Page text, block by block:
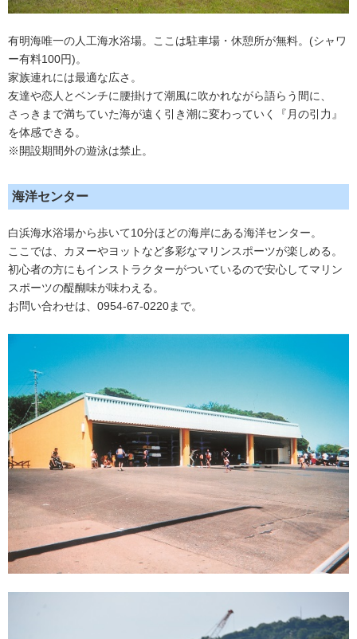
有明海唯一の人工海水浴場。ここは駐車場・休憩所が無料。(シャワ
ー有料100円)。
家族連れには最適な広さ。
友達や恋人とベンチに腰掛けて潮風に吹かれながら語らう間に、
さっきまで満ちていた海が遠く引き潮に変わっていく『月の引力』
を体感できる。
※開設期間外の遊泳は禁止。
海洋センター
白浜海水浴場から歩いて10分ほどの海岸にある海洋センター。
ここでは、カヌーやヨットなど多彩なマリンスポーツが楽しめる。
初心者の方にもインストラクターがついているので安心してマリン
スポーツの醍醐味が味わえる。
お問い合わせは、0954-67-0220まで。